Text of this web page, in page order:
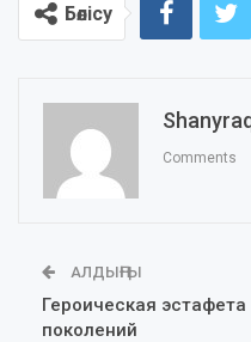
Бөлісу
Comments
АЛДЫҢҒЫ
Героическая эстафета
поколений